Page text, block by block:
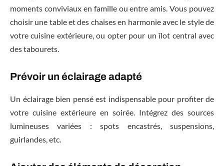
moments conviviaux en famille ou entre amis. Vous pouvez
choisir une table et des chaises en harmonie avec le style de
votre cuisine extérieure, ou opter pour un îlot central avec
des tabourets.
Prévoir un éclairage adapté
Un éclairage bien pensé est indispensable pour profiter de
votre cuisine extérieure en soirée. Intégrez des sources
lumineuses variées : spots encastrés, suspensions,
guirlandes, etc.